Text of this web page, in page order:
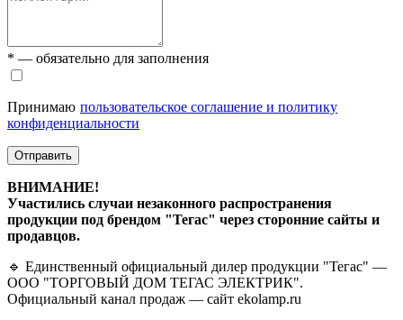
* — обязательно для заполнения
Принимаю пользовательское соглашение и политику
конфиденциальности
Отправить
ВНИМАНИЕ!
Участились случаи незаконного распространения
продукции под брендом "Тегас" через сторонние сайты и
продавцов.
🔹 Единственный официальный дилер продукции "Тегас" —
ООО "ТОРГОВЫЙ ДОМ ТЕГАС ЭЛЕКТРИК".
Официальный канал продаж — сайт ekolamp.ru